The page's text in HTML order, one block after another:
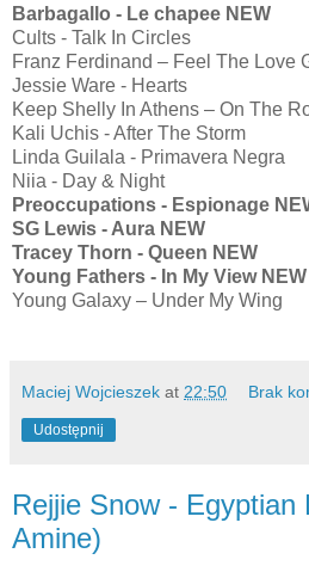
Barbagallo - Le chapee NEW
Cults - Talk In Circles
Franz Ferdinand – Feel The Love
Jessie Ware - Hearts
Keep Shelly In Athens – On The
Kali Uchis - After The Storm
Linda Guilala - Primavera Negra
Niia - Day & Night
Preoccupations - Espionage
SG Lewis - Aura NEW
Tracey Thorn - Queen NEW
Young Fathers - In My View NEW
Young Galaxy – Under My Wing
Maciej Wojcieszek at 22:50 Brak
Udostępnij
Rejjie Snow - Egyptian
Amine)